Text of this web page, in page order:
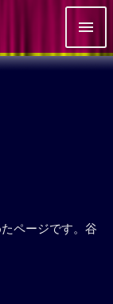
ページです。谷